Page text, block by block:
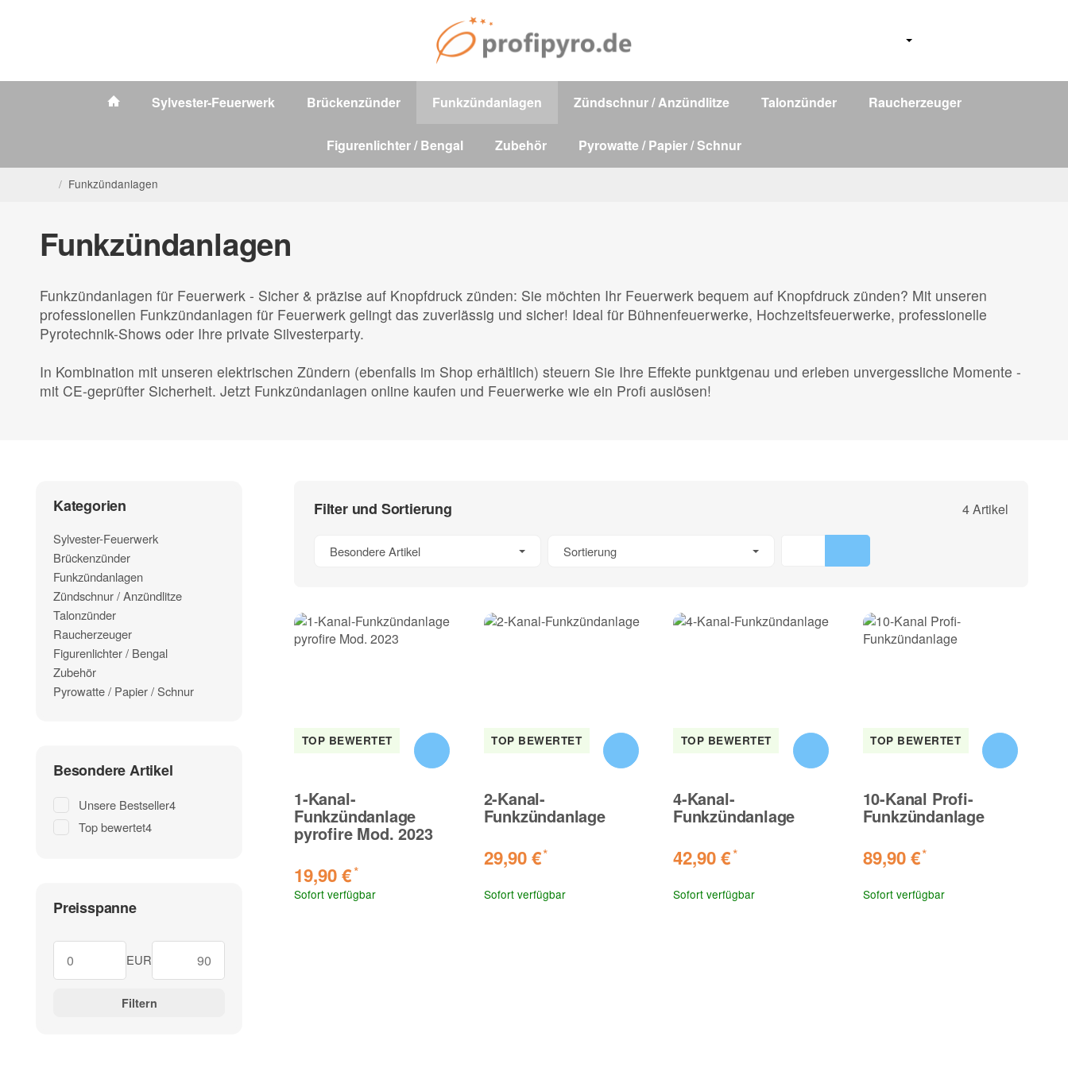
Sylvester-Feuerwerk Brückenzünder Funkzündanlagen Zündschnur / Anzündlitze Talonzünder Raucherzeuger
Figurenlichter / Bengal Zubehör Pyrowatte / Papier / Schnur
/ Funkzündanlagen
Funkzündanlagen
Funkzündanlagen für Feuerwerk - Sicher & präzise auf Knopfdruck zünden: Sie möchten Ihr Feuerwerk bequem auf Knopfdruck zünden? Mit unseren
professionellen Funkzündanlagen für Feuerwerk gelingt das zuverlässig und sicher! Ideal für Bühnenfeuerwerke, Hochzeitsfeuerwerke, professionelle
Pyrotechnik-Shows oder Ihre private Silvesterparty.
In Kombination mit unseren elektrischen Zündern (ebenfalls im Shop erhältlich) steuern Sie Ihre Effekte punktgenau und erleben unvergessliche Momente -
mit CE-geprüfter Sicherheit. Jetzt Funkzündanlagen online kaufen und Feuerwerke wie ein Profi auslösen!
Filter und Sortierung 4 Artikel
Besondere Artikel Sortierung
TOP BEWERTET
1-Kanal-
Funkzündanlage
pyrofire Mod. 2023
19,90 €*
Sofort verfügbar
TOP BEWERTET
2-Kanal-
Funkzündanlage
29,90 €*
Sofort verfügbar
TOP BEWERTET
4-Kanal-
Funkzündanlage
42,90 €*
Sofort verfügbar
TOP BEWERTET
10-Kanal Profi-
Funkzündanlage
89,90 €*
Sofort verfügbar
Kategorien
Sylvester-Feuerwerk
Brückenzünder
Funkzündanlagen
Zündschnur / Anzündlitze
Talonzünder
Raucherzeuger
Figurenlichter / Bengal
Zubehör
Pyrowatte / Papier / Schnur
Besondere Artikel
Unsere Bestseller4
Top bewertet4
Preisspanne
EUR
Filtern